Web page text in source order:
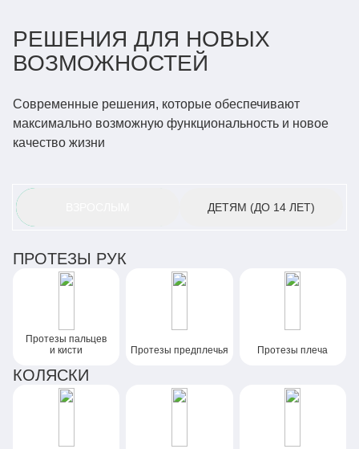
РЕШЕНИЯ ДЛЯ НОВЫХ
ВОЗМОЖНОСТЕЙ
Современные решения, которые обеспечивают
максимально возможную функциональность и новое
качество жизни
ДЕТЯМ (ДО 14 ЛЕТ)
ПРОТЕЗЫ РУК
Протезы пальцев
и кисти
Протезы предплечья Протезы плеча
КОЛЯСКИ